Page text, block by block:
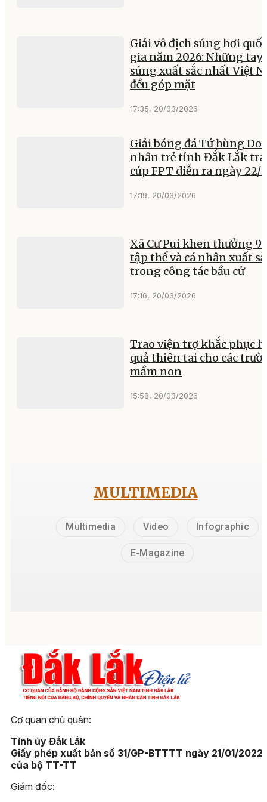
Giải vô địch súng hơi quốc
gia năm 2026: Những tay
súng xuất sắc nhất Việt
đều góp mặt
17:35, 20/03/2026
Giải bóng đá Tứ hùng
nhân trẻ tỉnh Đắk Lắk
cúp FPT diễn ra ngày 22/3
17:19, 20/03/2026
Xã Cư Pui khen thưởng
tập thể và cá nhân xuất
trong công tác bầu cử
17:16, 20/03/2026
Trao viện trợ khắc phục
quả thiên tai cho các
mầm non
15:58, 20/03/2026
MULTIMEDIA
Multimedia Video Infographic
E-Magazine
Cơ quan chủ quản:
Tỉnh ủy Đắk Lắk
Giấy phép xuất bản số 31/GP-BTTTT ngày 21/01/2022
của bộ TT-TT
Giám đốc: